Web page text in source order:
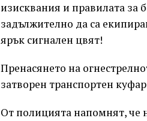
изисквания и правилата за
задължително да са
ярък сигнален цвят!
Пренасянето на
затворен транспортен
От полицията напомнят, че